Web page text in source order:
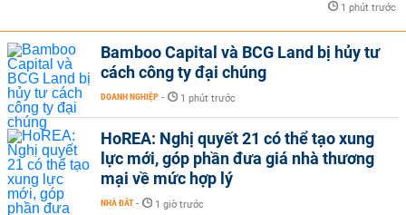
1 phút trước
Bamboo Capital và BCG Land bị hủy tư
cách công ty đại chúng
DOANH NGHIỆP - 1 phút trước
HoREA: Nghị quyết 21 có thể tạo xung
lực mới, góp phần đưa giá nhà thương
mại về mức hợp lý
NHÀ ĐẤT - 1 giờ trước